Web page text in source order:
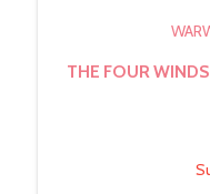
THE FOUR